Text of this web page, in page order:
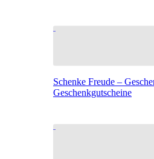
Schenke Freude –
Geschenkgutscheine